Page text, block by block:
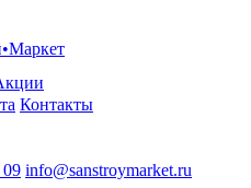
Контакты
09 info@sanstroymarket.ru